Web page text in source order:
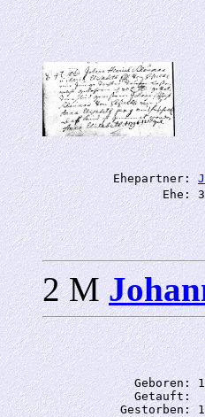
          Ehepartner:
Ehe:
2 M
Geboren:
             Getauft:
Gestorben: